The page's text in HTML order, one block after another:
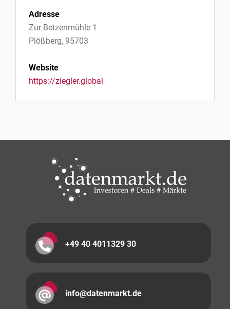
Adresse
Zur Betzenmühle 1
Plößberg, 95703
Website
https://ziegler.global
+49 40 4011329 30
info@datenmarkt.de